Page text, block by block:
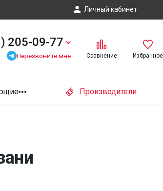
Личный кабинет
205-09-77
Перезвоните мне Сравнение Избранное
Производители